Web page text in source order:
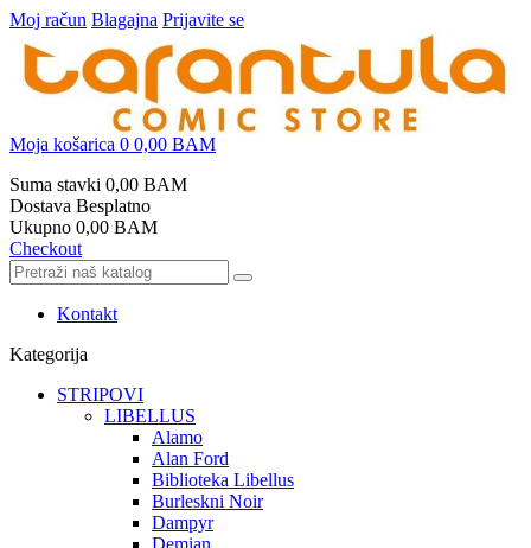
Moj račun Blagajna Prijavite se
Moja košarica 0 0,00 BAM
Suma stavki 0,00 BAM
Dostava Besplatno
Ukupno 0,00 BAM
Checkout
Kontakt
Kategorija
STRIPOVI
LIBELLUS
Alamo
Alan Ford
Biblioteka Libellus
Burleskni Noir
Dampyr
Demian